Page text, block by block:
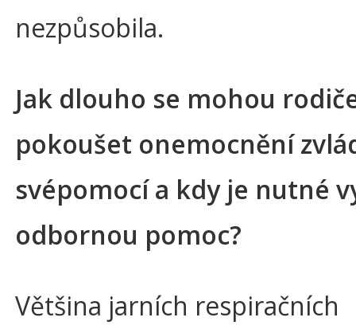
nezpůsobila.
Jak dlouho se mohou
pokoušet onemocnění
svépomocí a kdy je nutné
odbornou pomoc?
Většina jarních respiračních